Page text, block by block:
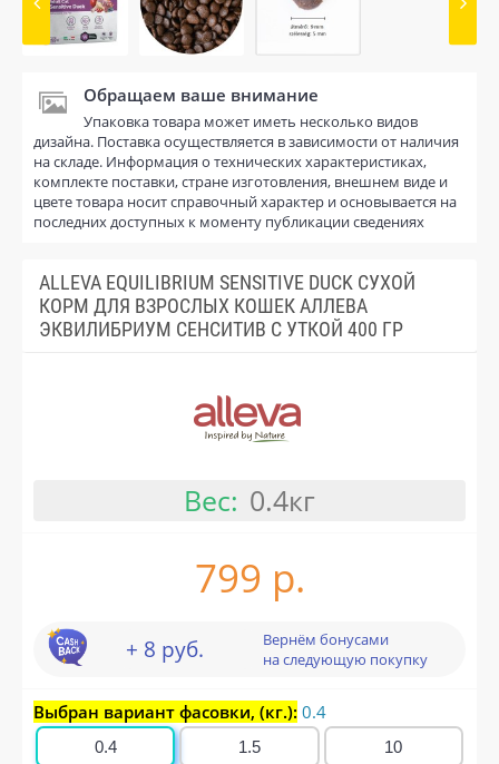
Обращаем ваше внимание
Упаковка товара может иметь несколько видов
дизайна. Поставка осуществляется в зависимости от наличия
на складе. Информация о технических характеристиках,
комплекте поставки, стране изготовления, внешнем виде и
цвете товара носит справочный характер и основывается на
последних доступных к моменту публикации сведениях
ALLEVA EQUILIBRIUM SENSITIVE DUCK СУХОЙ
КОРМ ДЛЯ ВЗРОСЛЫХ КОШЕК АЛЛЕВА
ЭКВИЛИБРИУМ СЕНСИТИВ С УТКОЙ 400 ГР
Вес: 0.4кг
799 р.
+ 8 руб.
Вернём бонусами
на следующую покупку
Выбран вариант фасовки, (кг.): 0.4
0.4 1.5 10